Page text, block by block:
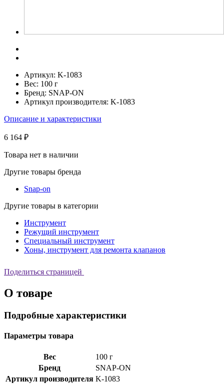
Артикул: K-1083
Вес: 100 г
Бренд: SNAP-ON
Артикул производителя: K-1083
Описание и характеристики
6 164 ₽
Товара нет в наличии
Другие товары бренда
Snap-on
Другие товары в категории
Инструмент
Режущий инструмент
Специальный инструмент
Хоны, инструмент для ремонта клапанов
Поделиться страницей
О товаре
Подробные характеристики
Параметры товара
Вес
100 г
Бренд
SNAP-ON
Артикул производителя K-1083